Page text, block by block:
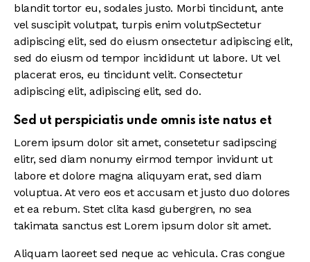
blandit tortor eu, sodales justo. Morbi tincidunt, ante
vel suscipit volutpat, turpis enim volutpSectetur
adipiscing elit, sed do eiusm onsectetur adipiscing elit,
sed do eiusm od tempor incididunt ut labore. Ut vel
placerat eros, eu tincidunt velit. Consectetur
adipiscing elit, adipiscing elit, sed do.
Sed ut perspiciatis unde omnis iste natus et
Lorem ipsum dolor sit amet, consetetur sadipscing
elitr, sed diam nonumy eirmod tempor invidunt ut
labore et dolore magna aliquyam erat, sed diam
voluptua. At vero eos et accusam et justo duo dolores
et ea rebum. Stet clita kasd gubergren, no sea
takimata sanctus est Lorem ipsum dolor sit amet.
Aliquam laoreet sed neque ac vehicula. Cras congue